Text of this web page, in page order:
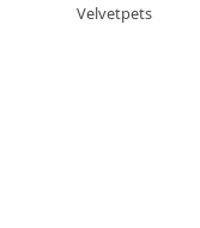
Velvetpets